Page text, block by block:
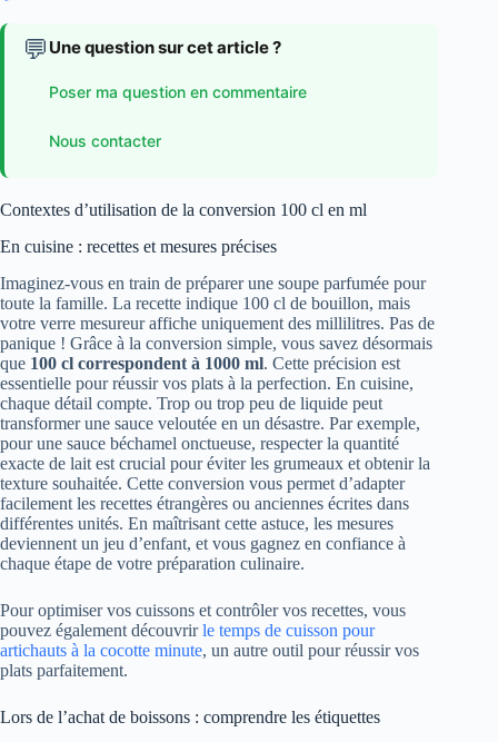
💬 Une question sur cet article ?
Poser ma question en commentaire
Nous contacter
Contextes d’utilisation de la conversion 100 cl en ml
En cuisine : recettes et mesures précises
Imaginez-vous en train de préparer une soupe parfumée pour
toute la famille. La recette indique 100 cl de bouillon, mais
votre verre mesureur affiche uniquement des millilitres. Pas de
panique ! Grâce à la conversion simple, vous savez désormais
que 100 cl correspondent à 1000 ml. Cette précision est
essentielle pour réussir vos plats à la perfection. En cuisine,
chaque détail compte. Trop ou trop peu de liquide peut
transformer une sauce veloutée en un désastre. Par exemple,
pour une sauce béchamel onctueuse, respecter la quantité
exacte de lait est crucial pour éviter les grumeaux et obtenir la
texture souhaitée. Cette conversion vous permet d’adapter
facilement les recettes étrangères ou anciennes écrites dans
différentes unités. En maîtrisant cette astuce, les mesures
deviennent un jeu d’enfant, et vous gagnez en confiance à
chaque étape de votre préparation culinaire.
Pour optimiser vos cuissons et contrôler vos recettes, vous
pouvez également découvrirle temps de cuisson pour
artichauts à la cocotte minute, un autre outil pour réussir vos
plats parfaitement.
Lors de l’achat de boissons : comprendre les étiquettes